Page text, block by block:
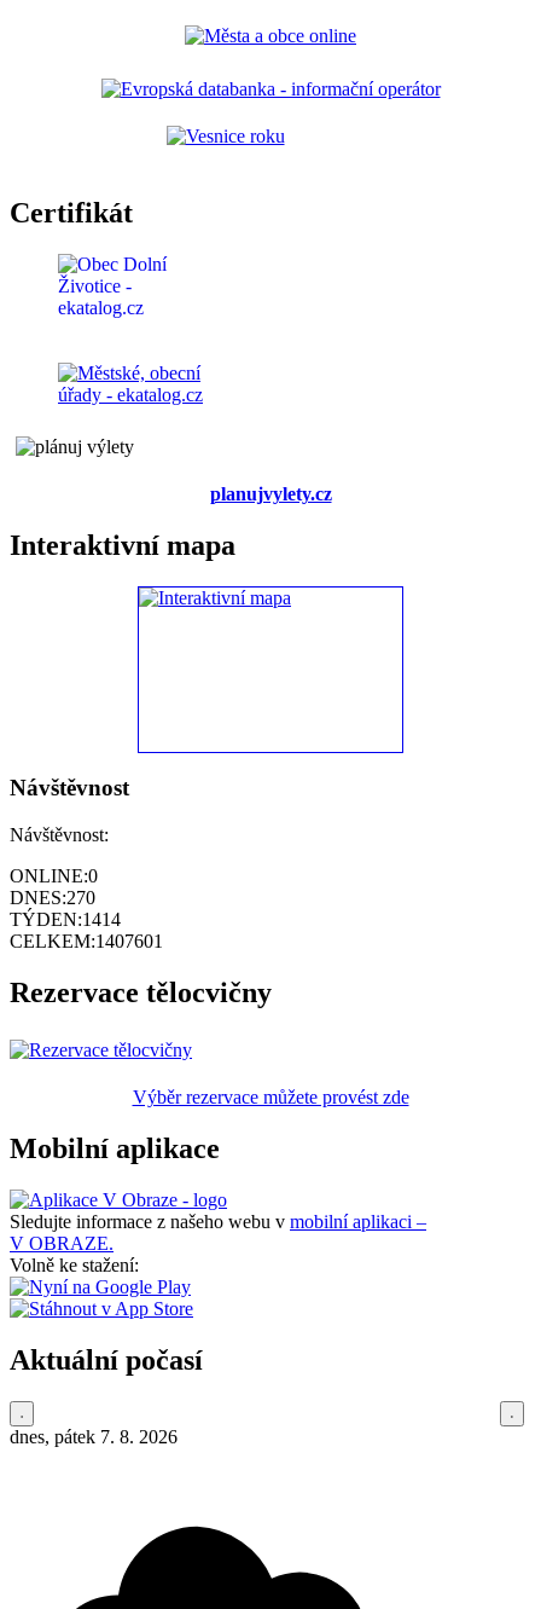
Certifikát
planujvylety.cz
Interaktivní mapa
Návštěvnost
Návštěvnost:
ONLINE:0
DNES:270
TÝDEN:1414
CELKEM:1407601
Rezervace tělocvičny
Výběr rezervace můžete provést zde
Mobilní aplikace
Sledujte informace z našeho webu v mobilní aplikaci –
V OBRAZE.
Volně ke stažení:
Aktuální počasí
dnes, pátek 7. 8. 2026